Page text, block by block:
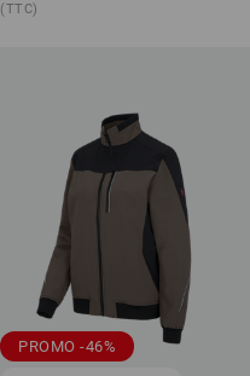
(TTC)
PROMO -46%